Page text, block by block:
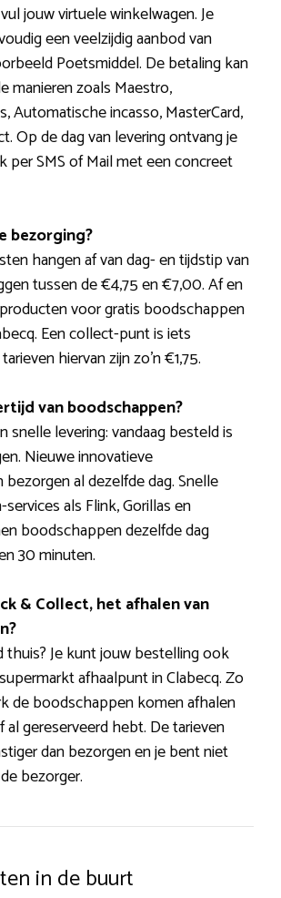
jouw virtuele winkelwagen. Je
een veelzijdig aanbod van
Poetsmiddel. De betaling kan
manieren zoals Maestro,
Automatische incasso, MasterCard,
Op de dag van levering ontvang je
per SMS of Mail met een concreet
bezorging?
hangen af van dag- en tijdstip van
tussen de €4,75 en €7,00. Af en
voor gratis boodschappen
Een collect-punt is iets
hiervan zijn zo’n €1,75.
van boodschappen?
snelle levering: vandaag besteld is
Nieuwe innovatieve
al dezelfde dag. Snelle
als Flink, Gorillas en
boodschappen dezelfde dag
30 minuten.
& Collect, het afhalen van
thuis? Je kunt jouw bestelling ook
afhaalpunt in Clabecq. Zo
de boodschappen komen afhalen
al gereserveerd hebt. De tarieven
dan bezorgen en je bent niet
bezorger.
in de buurt